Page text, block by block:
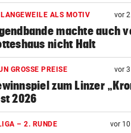
LANGEWEILE ALS MOTIV vor
machte auch
nicht Halt
GROSSE PREISE vor
zum Linzer
2026
– 2. RUNDE vor